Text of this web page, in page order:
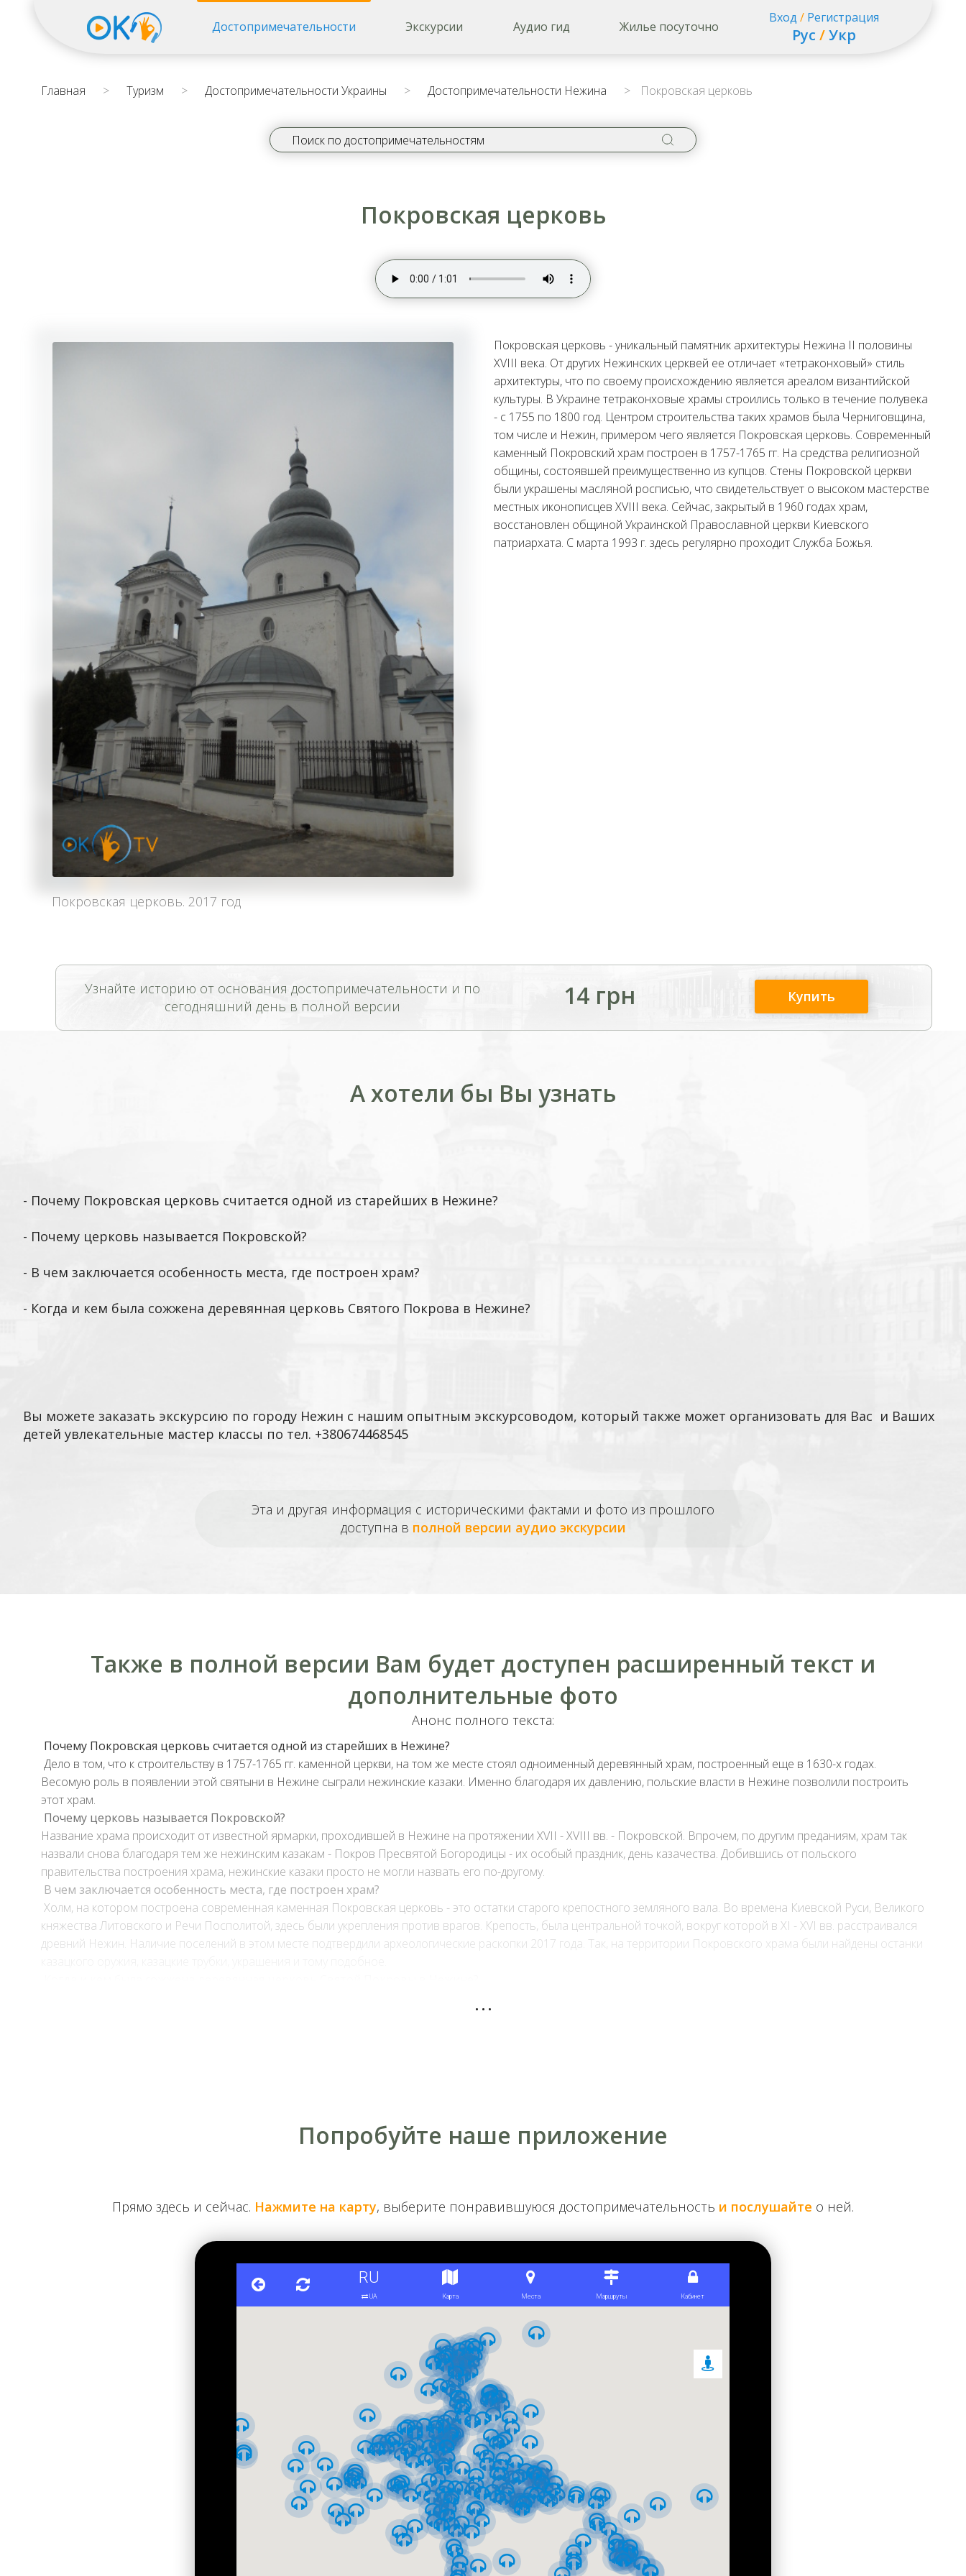
Достопримечательности Экскурсии Аудио гид Жилье посуточно
Вход / Регистрация
Рус /Укр
Главная > Туризм > Достопримечательности Украины > Достопримечательности Нежина > Покровская церковь
Покровская церковь
Покровская церковь. 2017 год
Покровская церковь - уникальный памятник архитектуры Нежина II половины
XVIII века. От других Нежинских церквей ее отличает «тетраконховый» стиль
архитектуры, что по своему происхождению является ареалом византийской
культуры. В Украине тетраконховые храмы строились только в течение полувека
- с 1755 по 1800 год. Центром строительства таких храмов была Черниговщина,
том числе и Нежин, примером чего является Покровская церковь. Современный
каменный Покровский храм построен в 1757-1765 гг. На средства религиозной
общины, состоявшей преимущественно из купцов. Стены Покровской церкви
были украшены масляной росписью, что свидетельствует о высоком мастерстве
местных иконописцев XVIII века. Сейчас, закрытый в 1960 годах храм,
восстановлен общиной Украинской Православной церкви Киевского
патриархата. С марта 1993 г. здесь регулярно проходит Служба Божья.
Узнайте историю от основания достопримечательности и по
сегодняшний день в полной версии
14 грн Купить
А хотели бы Вы узнать
- Почему Покровская церковь считается одной из старейших в Нежине?
- Почему церковь называется Покровской?
- В чем заключается особенность места, где построен храм?
- Когда и кем была сожжена деревянная церковь Святого Покрова в Нежине?
Вы можете заказать экскурсию по городу Нежин с нашим опытным экскурсоводом, который также может организовать для Вас и Ваших
детей увлекательные мастер классы по тел. +380674468545
Эта и другая информация с историческими фактами и фото из прошлого
доступна в полной версии аудио экскурсии
Также в полной версии Вам будет доступен расширенный текст и
дополнительные фото
Анонс полного текста:
Почему Покровская церковь считается одной из старейших в Нежине?
Дело в том, что к строительству в 1757-1765 гг. каменной церкви, на том же месте стоял одноименный деревянный храм, построенный еще в 1630-х годах.
Весомую роль в появлении этой святыни в Нежине сыграли нежинские казаки. Именно благодаря их давлению, польские власти в Нежине позволили построить
этот храм.
Почему церковь называется Покровской?
Название храма происходит от известной ярмарки, проходившей в Нежине на протяжении XVII - XVIII вв. - Покровской. Впрочем, по другим преданиям, храм так
назвали снова благодаря тем же нежинским казакам - Покров Пресвятой Богородицы - их особый праздник, день казачества. Добившись от польского
правительства построения храма, нежинские казаки просто не могли назвать его по-другому.
В чем заключается особенность места, где построен храм?
Холм, на котором построена современная каменная Покровская церковь - это остатки старого крепостного земляного вала. Во времена Киевской Руси, Великого
княжества Литовского и Речи Посполитой, здесь были укрепления против врагов. Крепость, была центральной точкой, вокруг которой в XI - XVI вв. расстраивался
древний Нежин. Наличие поселений в этом месте подтвердили археологические раскопки 2017 года. Так, на территории Покровского храма были найдены останки
источников позволяет с уверенностью утверждать, что храм был сожжен 25-26 апреля 1668 г., задолго до прихода войск Г. Ромодановского во время второй
...
Попробуйте наше приложение
Прямо здесь и сейчас. Нажмите на карту, выберите понравившуюся достопримечательность и послушайте о ней.